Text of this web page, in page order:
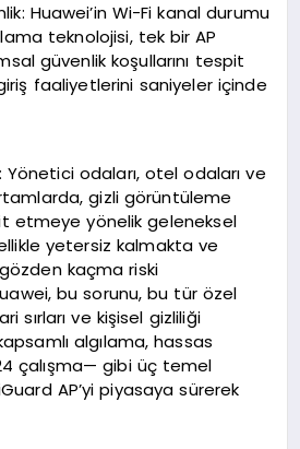
Huawei’in Wi-Fi kanal durumu
teknolojisi, tek bir AP
güvenlik koşullarını tespit
faaliyetlerini saniyeler içinde
Yönetici odaları, otel odaları ve
gizli görüntüleme
etmeye yönelik geleneksel
yetersiz kalmakta ve
kaçma riski
bu sorunu, bu tür özel
sırları ve kişisel gizliliği
algılama, hassas
çalışma— gibi üç temel
AP’yi piyasaya sürerek